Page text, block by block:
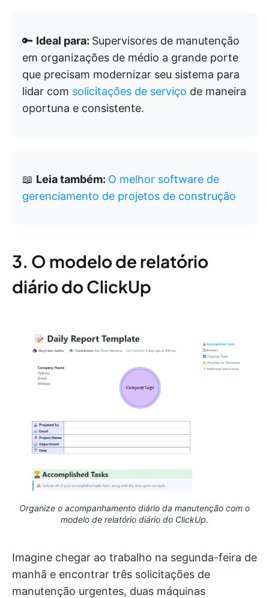
🔑 Ideal para: Supervisores de manutenção
em organizações de médio a grande porte
que precisam modernizar seu sistema para
lidar com solicitações de serviço de maneira
oportuna e consistente.
📖 Leia também: O melhor software de
gerenciamento de projetos de construção
3. O modelo de relatório
diário do ClickUp
Organize o acompanhamento diário da manutenção com o
modelo de relatório diário do ClickUp.
Imagine chegar ao trabalho na segunda-feira de
manhã e encontrar três solicitações de
manutenção urgentes, duas máquinas